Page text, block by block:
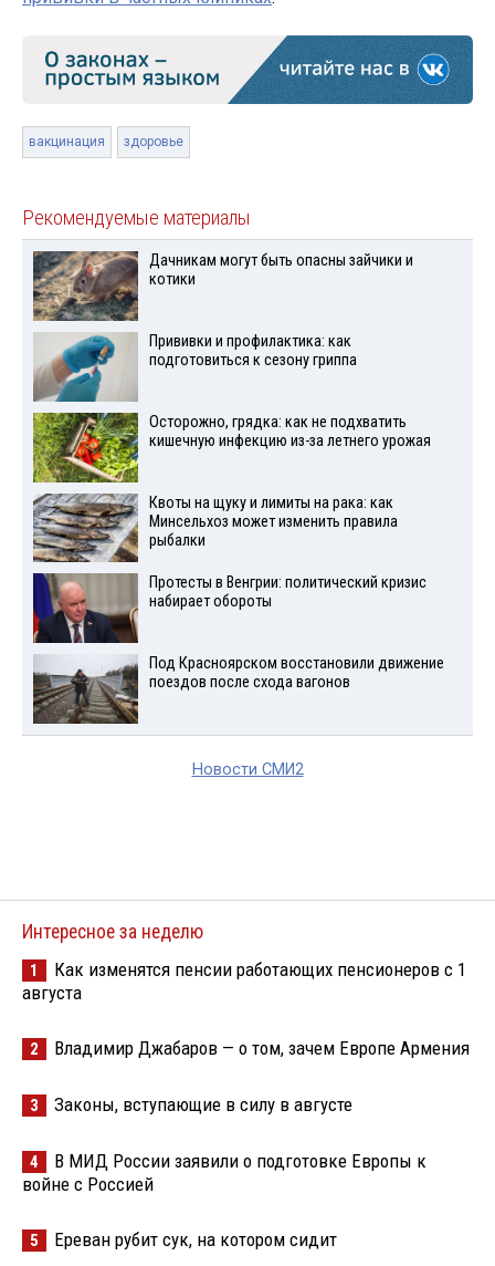
вакцинация здоровье
Рекомендуемые материалы
Дачникам могут быть опасны зайчики и
котики
Прививки и профилактика: как
подготовиться к сезону гриппа
Осторожно, грядка: как не подхватить
кишечную инфекцию из-за летнего урожая
Квоты на щуку и лимиты на рака: как
Минсельхоз может изменить правила
рыбалки
Протесты в Венгрии: политический кризис
набирает обороты
Под Красноярском восстановили движение
поездов после схода вагонов
Новости СМИ2
Интересное за неделю
1
Как изменятся пенсии работающих пенсионеров с 1
августа
2 Владимир Джабаров — о том, зачем Европе Армения
3 Законы, вступающие в силу в августе
4
В МИД России заявили о подготовке Европы к
войне с Россией
5 Ереван рубит сук, на котором сидит